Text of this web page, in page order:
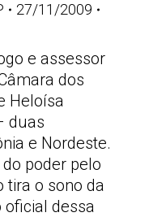
27/11/2009
e assessor
dos
Heloísa
duas
e Nordeste.
poder pelo
tira o sono da
oficial dessa